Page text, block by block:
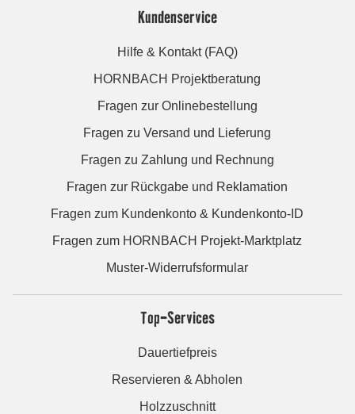
Kundenservice
Hilfe & Kontakt (FAQ)
HORNBACH Projektberatung
Fragen zur Onlinebestellung
Fragen zu Versand und Lieferung
Fragen zu Zahlung und Rechnung
Fragen zur Rückgabe und Reklamation
Fragen zum Kundenkonto & Kundenkonto-ID
Fragen zum HORNBACH Projekt-Marktplatz
Muster-Widerrufsformular
Top-Services
Dauertiefpreis
Reservieren & Abholen
Holzzuschnitt